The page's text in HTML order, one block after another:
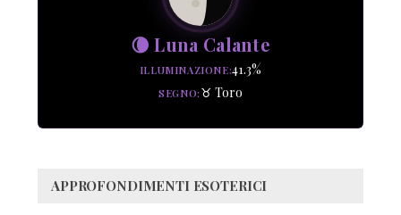
🌘 Luna Calante
ILLUMINAZIONE 41.3%
SEGNO ♉ Toro
APPROFONDIMENTI ESOTERICI